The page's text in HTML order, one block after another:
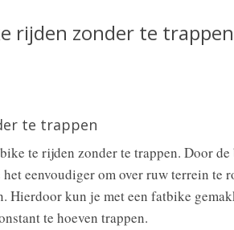
rijden zonder te
te trappen
te rijden zonder te trappen. Door de
eenvoudiger om over ruw terrein te
Hierdoor kun je met een fatbike
te hoeven trappen.